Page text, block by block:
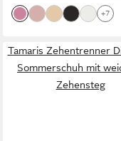
Badezehentrenner
wasserabweisender
ultraleichter Sohle
+7
Tamaris Zehentrenner
Sommerschuh mit
Zehensteg